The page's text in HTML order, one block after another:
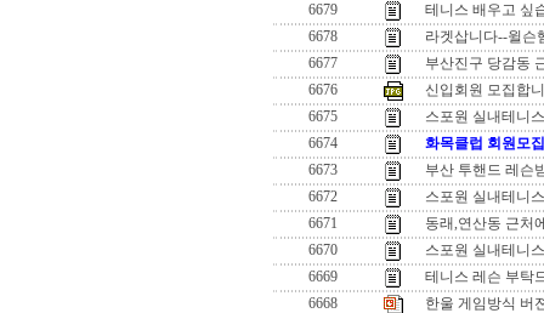
6679
테니스 배우고 싶
6678
라겟삽니다--윌슨
6677
부산진구 당감동
6676
신입회원 모집합
6675
스포원 실내테니
6674
화목클럽 회원모
6673
부산 투핸드 레슨
6672
스포원 실내테니
6671
동래,연산동 근처
6670
스포원 실내테니
6669
테니스 레슨 부탁
6668
한울 게임방식 버